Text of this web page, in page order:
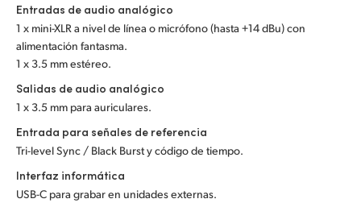
Entradas de audio analógico
1 x mini-XLR a nivel de línea o micrófono (hasta +14 dBu) con
alimentación fantasma.
1 x 3.5 mm estéreo.
Salidas de audio analógico
1 x 3.5 mm para auriculares.
Entrada para señales de referencia
Tri-level Sync / Black Burst y código de tiempo.
Interfaz informática
USB-C para grabar en unidades externas.